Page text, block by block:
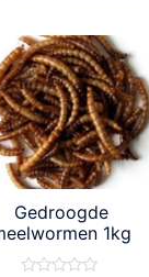
Gedroogde
1kg